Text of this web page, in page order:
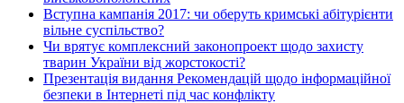
Вступна кампанія 2017: чи оберуть кримські абітурієнти
вільне суспільство?
Чи врятує комплексний законопроект щодо захисту
тварин України від жорстокості?
Презентація видання Рекомендацій щодо інформаційної
безпеки в Інтернеті під час конфлікту